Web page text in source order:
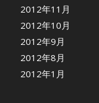
2012年11月
2012年10月
2012年9月
2012年8月
2012年1月